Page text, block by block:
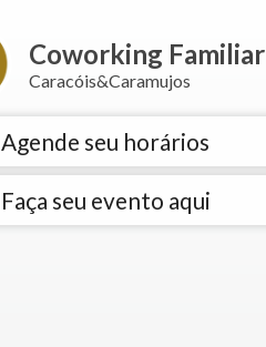
Coworking Familiar
Caracóis&Caramujos
Agende seu horários
Faça seu evento aqui